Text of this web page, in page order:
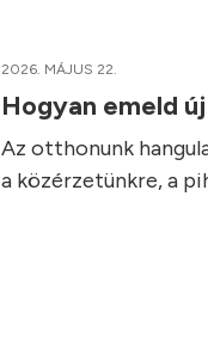
2026. MÁJUS 22.
Hogyan emeld
Az otthonunk
a közérzetünkre, a